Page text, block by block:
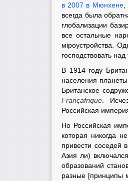
в 2007 в Мюнхене,
всегда была
глобализации
все остальные
мiроустройства.
господствовать
В 1914 году
населения
Британское
Françafrique .
Российская
Но Российская
которая никогда
привести соседей
Азия ли)
образований
разные [принципы